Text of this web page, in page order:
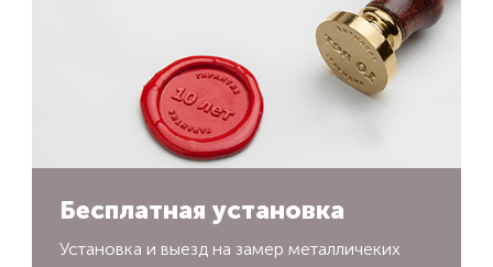
Бесплатная установка
Установка и выезд на замер металличеких